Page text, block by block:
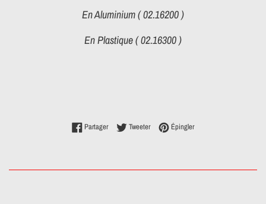
En Aluminium ( 02.16200 )
En Plastique ( 02.16300 )
PartagerPartager sur Facebook
TweeterTweeter sur Twitter
ÉpinglerÉpingler sur Pinterest